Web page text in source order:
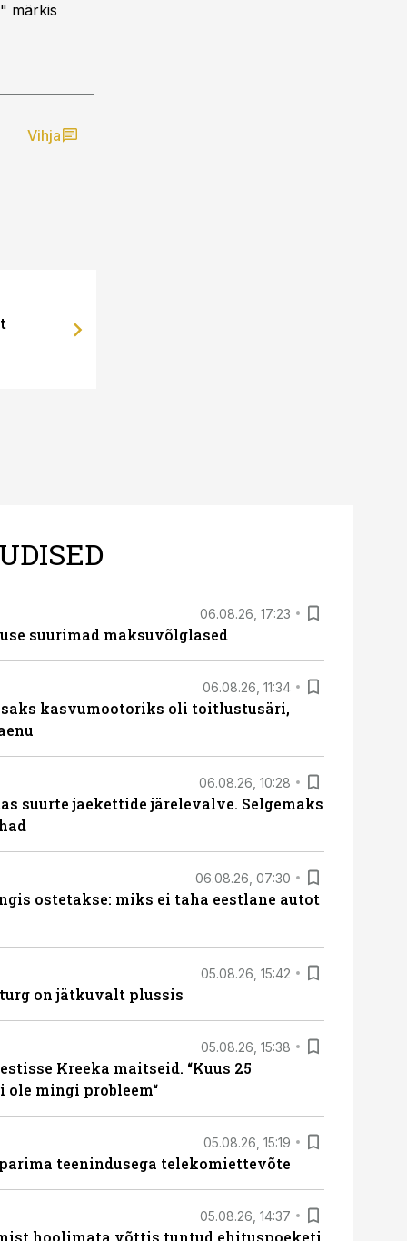
märkis
Vihja
06.08.26, 17:23
suurimad maksuvõlglased
06.08.26, 11:34
kasvumootoriks oli toitlustusäri,
06.08.26, 10:28
suurte jaekettide järelevalve. Selgemaks
06.08.26, 07:30
ostetakse: miks ei taha eestlane autot
05.08.26, 15:42
on jätkuvalt plussis
05.08.26, 15:38
Kreeka maitseid. “Kuus 25
ole mingi probleem“
05.08.26, 15:19
teenindusega telekomiettevõte
05.08.26, 14:37
hoolimata võttis tuntud ehituspoeketi